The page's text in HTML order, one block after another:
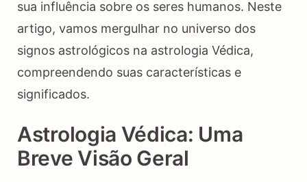
sua influência sobre os seres humanos. Neste
artigo, vamos mergulhar no universo dos
signos astrológicos na astrologia Védica,
compreendendo suas características e
significados.
Astrologia Védica: Uma
Breve Visão Geral